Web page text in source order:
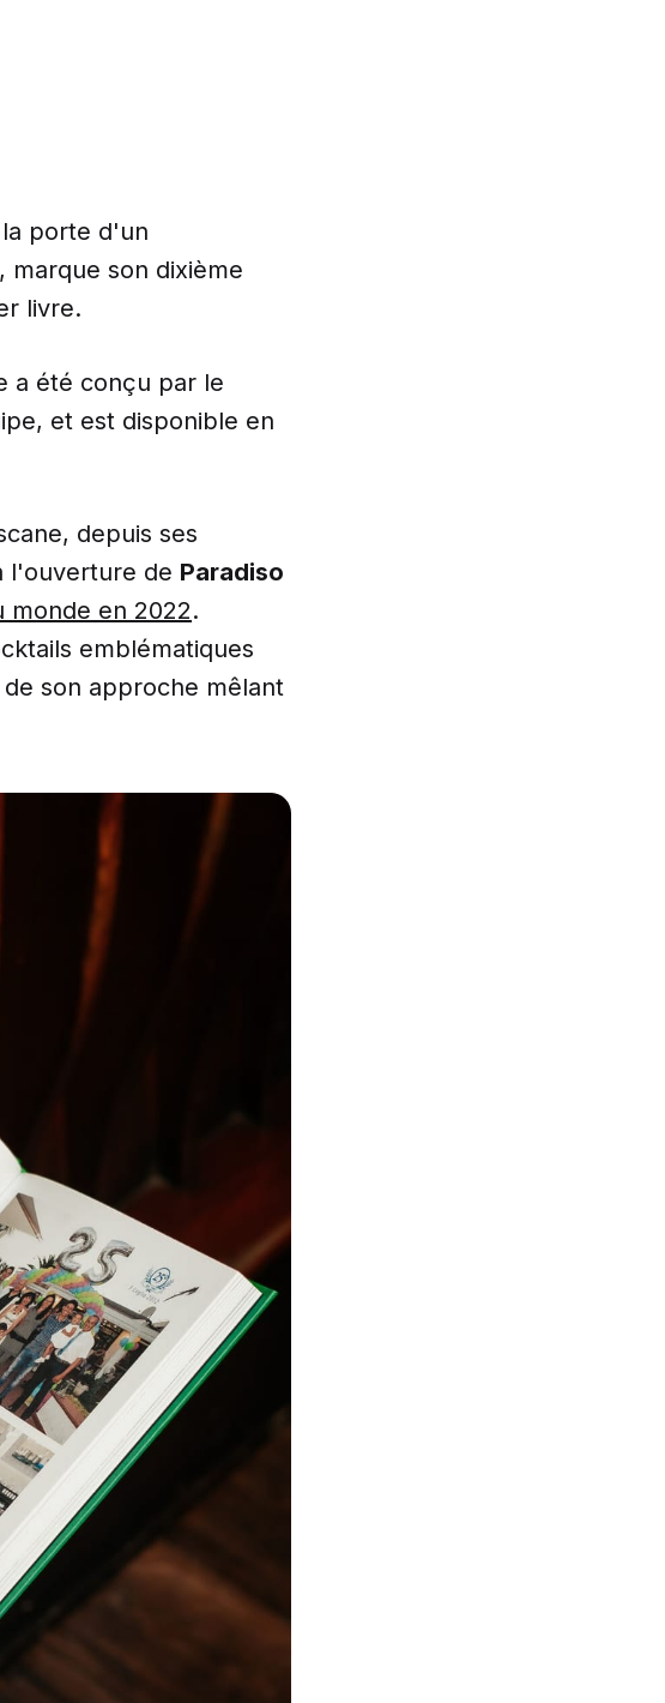
porte d'un
marque son dixième
livre.
a été conçu par le
et est disponible en
depuis ses
l'ouverture de Paradiso
monde en 2022.
emblématiques
son approche mêlant